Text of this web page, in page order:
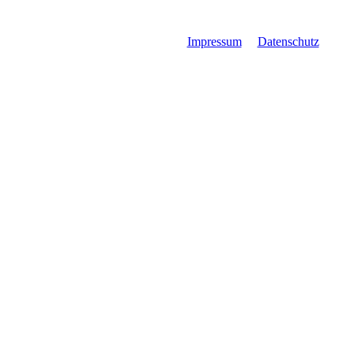
Impressum Datenschutz